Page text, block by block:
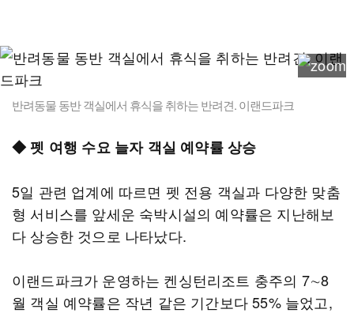
반려동물 동반 객실에서 휴식을 취하는 반려견. 이랜드파크
◆ 펫 여행 수요 늘자 객실 예약률 상승
5일 관련 업계에 따르면 펫 전용 객실과 다양한 맞춤
형 서비스를 앞세운 숙박시설의 예약률은 지난해보
다 상승한 것으로 나타났다.
이랜드파크가 운영하는 켄싱턴리조트 충주의 7∼8
월 객실 예약률은 작년 같은 기간보다 55% 늘었고,